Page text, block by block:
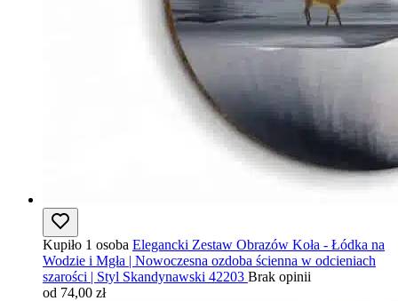
Kupiło 1 osoba Elegancki Zestaw Obrazów Koła - Łódka na
Wodzie i Mgła | Nowoczesna ozdoba ścienna w odcieniach
szarości | Styl Skandynawski 42203 Brak opinii
od 74,00 zł